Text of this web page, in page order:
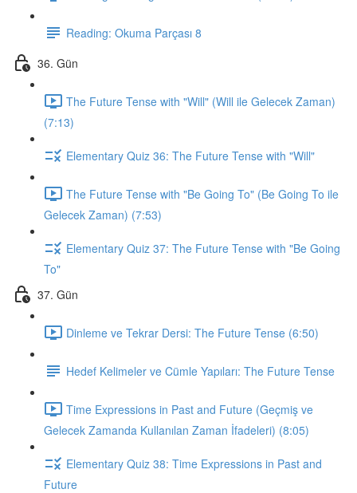
Reading: Okuma Parçası 8
36. Gün
The Future Tense with "Will" (Will ile Gelecek Zaman)
(7:13)
Elementary Quiz 36: The Future Tense with "Will"
The Future Tense with "Be Going To" (Be Going To ile
Gelecek Zaman) (7:53)
Elementary Quiz 37: The Future Tense with "Be Going
To"
37. Gün
Dinleme ve Tekrar Dersi: The Future Tense (6:50)
Hedef Kelimeler ve Cümle Yapıları: The Future Tense
Time Expressions in Past and Future (Geçmiş ve
Gelecek Zamanda Kullanılan Zaman İfadeleri) (8:05)
Elementary Quiz 38: Time Expressions in Past and
Future